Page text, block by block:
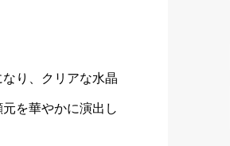
り、クリアな水晶
を華やかに演出し